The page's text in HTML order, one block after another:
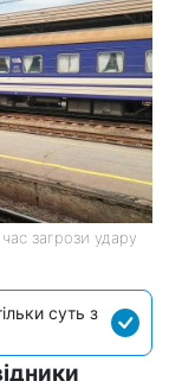
загрози удару
суть з